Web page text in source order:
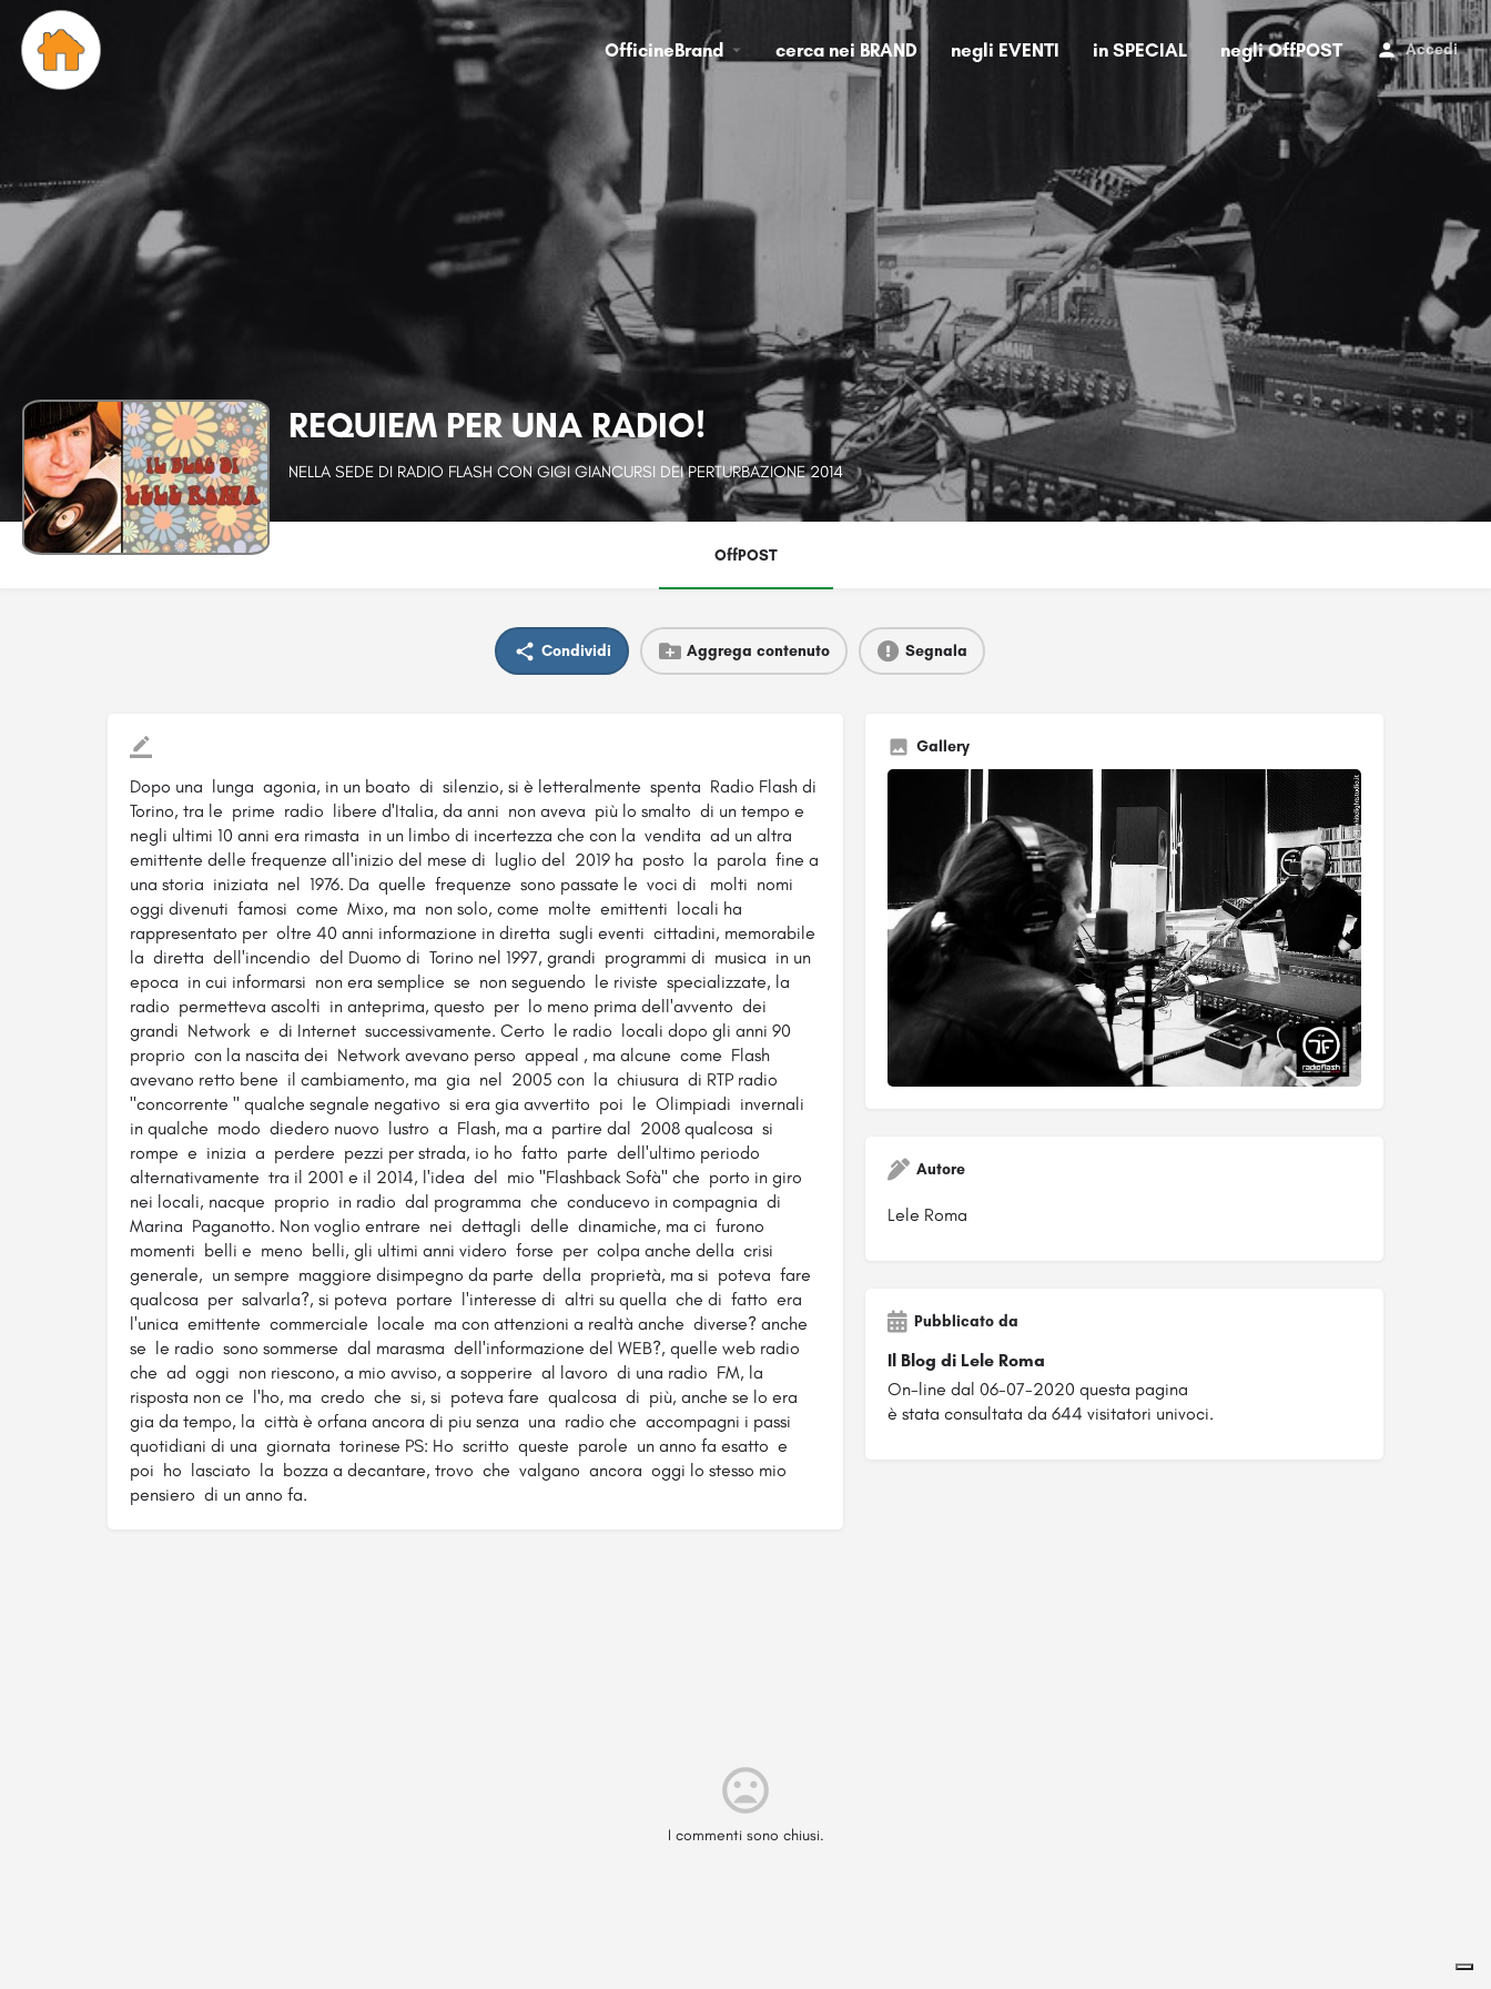
OfficineBrand cerca nei BRAND negli EVENTI in SPECIAL negli OffPOST Accedi
REQUIEM PER UNA RADIO!
NELLA SEDE DI RADIO FLASH CON GIGI GIANCURSI DEI PERTURBAZIONE 2014
OffPOST
Condividi Aggrega contenuto Segnala
Dopo una lunga agonia, in un boato di silenzio, si è letteralmente spenta Radio Flash di
Torino, tra le prime radio libere d'Italia, da anni non aveva più lo smalto di un tempo e
negli ultimi 10 anni era rimasta in un limbo di incertezza che con la vendita ad un altra
emittente delle frequenze all'inizio del mese di luglio del 2019 ha posto la parola fine a
una storia iniziata nel 1976. Da quelle frequenze sono passate le voci di molti nomi
oggi divenuti famosi come Mixo, ma non solo, come molte emittenti locali ha
rappresentato per oltre 40 anni informazione in diretta sugli eventi cittadini, memorabile
la diretta dell'incendio del Duomo di Torino nel 1997, grandi programmi di musica in un
epoca in cui informarsi non era semplice se non seguendo le riviste specializzate, la
radio permetteva ascolti in anteprima, questo per lo meno prima dell'avvento dei
grandi Network e di Internet successivamente. Certo le radio locali dopo gli anni 90
proprio con la nascita dei Network avevano perso appeal , ma alcune come Flash
avevano retto bene il cambiamento, ma gia nel 2005 con la chiusura di RTP radio
"concorrente " qualche segnale negativo si era gia avvertito poi le Olimpiadi invernali
in qualche modo diedero nuovo lustro a Flash, ma a partire dal 2008 qualcosa si
rompe e inizia a perdere pezzi per strada, io ho fatto parte dell'ultimo periodo
alternativamente tra il 2001 e il 2014, l'idea del mio "Flashback Sofà" che porto in giro
nei locali, nacque proprio in radio dal programma che conducevo in compagnia di
Marina Paganotto. Non voglio entrare nei dettagli delle dinamiche, ma ci furono
momenti belli e meno belli, gli ultimi anni videro forse per colpa anche della crisi
generale, un sempre maggiore disimpegno da parte della proprietà, ma si poteva fare
qualcosa per salvarla?, si poteva portare l'interesse di altri su quella che di fatto era
l'unica emittente commerciale locale ma con attenzioni a realtà anche diverse? anche
se le radio sono sommerse dal marasma dell'informazione del WEB?, quelle web radio
che ad oggi non riescono, a mio avviso, a sopperire al lavoro di una radio FM, la
risposta non ce l'ho, ma credo che si, si poteva fare qualcosa di più, anche se lo era
gia da tempo, la città è orfana ancora di piu senza una radio che accompagni i passi
quotidiani di una giornata torinese PS: Ho scritto queste parole un anno fa esatto e
poi ho lasciato la bozza a decantare, trovo che valgano ancora oggi lo stesso mio
pensiero di un anno fa.
Gallery
Autore
Lele Roma
Pubblicato da
Il Blog di Lele Roma
On-line dal 06-07-2020 questa pagina
è stata consultata da 644 visitatori univoci.
I commenti sono chiusi.